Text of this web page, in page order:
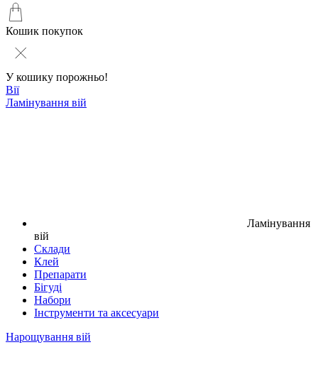
Кошик покупок
У кошику порожньо!
Вії
Ламінування вій
Ламінування
вій
Склади
Клей
Препарати
Бігуді
Набори
Інструменти та аксесуари
Нарощування вій